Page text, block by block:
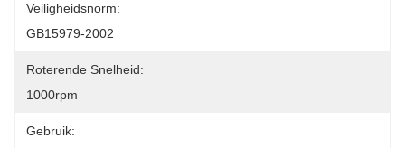
Veiligheidsnorm:
GB15979-2002
Roterende Snelheid:
1000rpm
Gebruik: